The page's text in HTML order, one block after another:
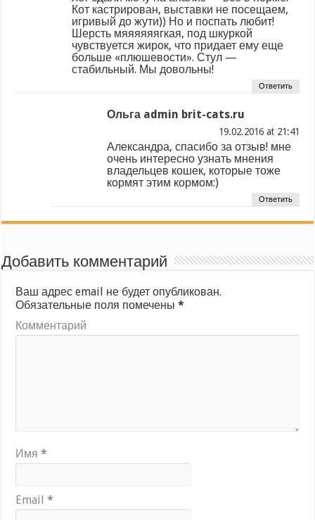
Кот кастрирован, выставки не посещаем,
игривый до жути)) Но и поспать любит!
Шерсть мяяяяяягкая, под шкуркой
чувствуется жирок, что придает ему еще
больше «плюшевости». Стул —
стабильный. Мы довольны!
Ответить
Ольга admin brit-cats.ru
at
Александра, спасибо за отзыв! мне
очень интересно узнать мнения
владельцев кошек, которые тоже
кормят этим кормом:)
Ответить
Добавить комментарий
Ваш адрес email не будет опубликован.
Обязательные поля помечены*
Комментарий
Имя*
Email*